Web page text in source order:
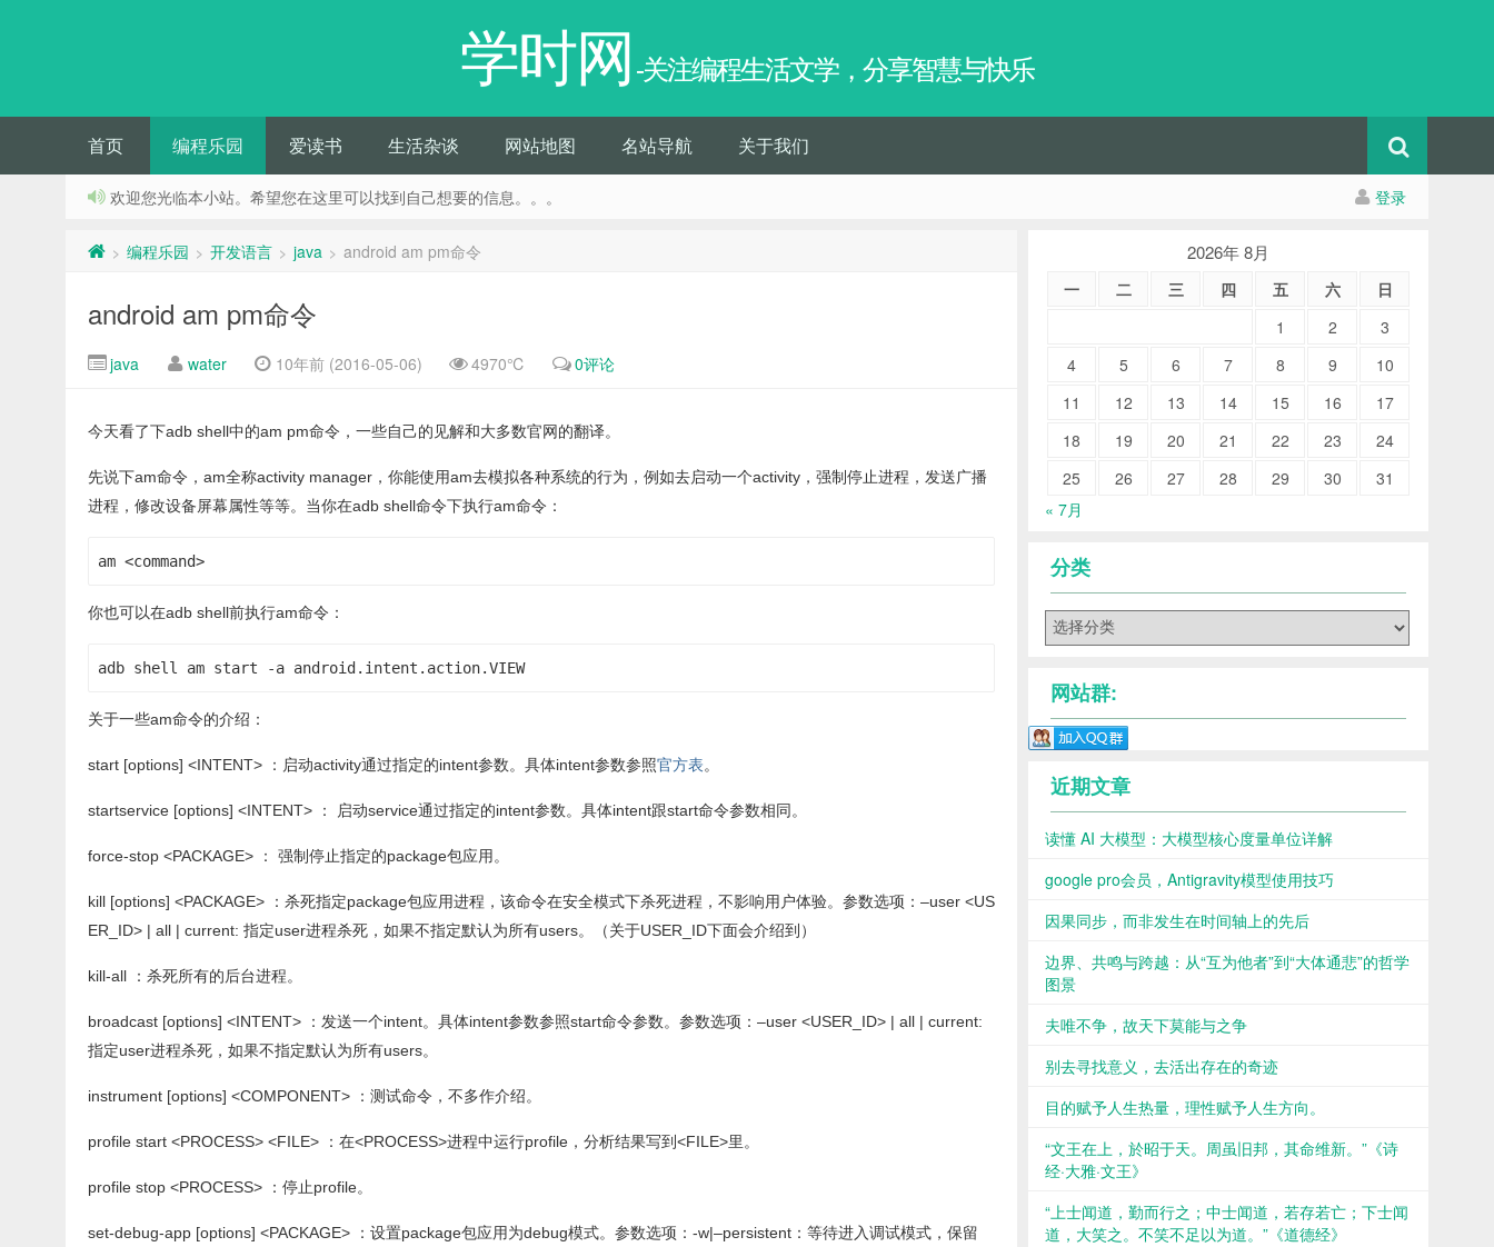
学时网 -关注编程生活文学，分享智慧与快乐
首页 编程乐园 爱读书 生活杂谈 网站地图 名站导航 关于我们
登录
欢迎您光临本小站。希望您在这里可以找到自己想要的信息。。。
> 编程乐园 > 开发语言 > java > android am pm命令
android am pm命令
java water 10年前 (2016-05-06) 4970℃ 0评论
今天看了下adb shell中的am pm命令，一些自己的见解和大多数官网的翻译。
先说下am命令，am全称activity manager，你能使用am去模拟各种系统的行为，例如去启动一个activity，强制停止进程，发送广播
进程，修改设备屏幕属性等等。当你在adb shell命令下执行am命令：
am <command>
你也可以在adb shell前执行am命令：
adb shell am start -a android.intent.action.VIEW
关于一些am命令的介绍：
start [options] <INTENT> ：启动activity通过指定的intent参数。具体intent参数参照官方表。
startservice [options] <INTENT> ： 启动service通过指定的intent参数。具体intent跟start命令参数相同。
force-stop <PACKAGE> ： 强制停止指定的package包应用。
kill [options] <PACKAGE> ：杀死指定package包应用进程，该命令在安全模式下杀死进程，不影响用户体验。参数选项：–user <US
ER_ID> | all | current: 指定user进程杀死，如果不指定默认为所有users。（关于USER_ID下面会介绍到）
kill-all ：杀死所有的后台进程。
broadcast [options] <INTENT> ：发送一个intent。具体intent参数参照start命令参数。参数选项：–user <USER_ID> | all | current:
指定user进程杀死，如果不指定默认为所有users。
instrument [options] <COMPONENT> ：测试命令，不多作介绍。
profile start <PROCESS> <FILE> ：在<PROCESS>进程中运行profile，分析结果写到<FILE>里。
profile stop <PROCESS> ：停止profile。
set-debug-app [options] <PACKAGE> ：设置package包应用为debug模式。参数选项：-w|–persistent：等待进入调试模式，保留
2026年 8月
一 二 三 四 五 六
日
1
2
3
4
5 6 7 8 9
10
11
12 13 14 15 16
17
18
19 20 21 22 23
24
25
26 27 28 29 30
31
« 7月
分类
网站群:
近期文章
读懂 AI 大模型：大模型核心度量单位详解
google pro会员，Antigravity模型使用技巧
因果同步，而非发生在时间轴上的先后
边界、共鸣与跨越：从“互为他者”到“大体通悲”的哲学
图景
夫唯不争，故天下莫能与之争
别去寻找意义，去活出存在的奇迹
目的赋予人生热量，理性赋予人生方向。
“文王在上，於昭于天。周虽旧邦，其命维新。”《诗
经·大雅·文王》
“上士闻道，勤而行之；中士闻道，若存若亡；下士闻
道，大笑之。不笑不足以为道。”《道德经》